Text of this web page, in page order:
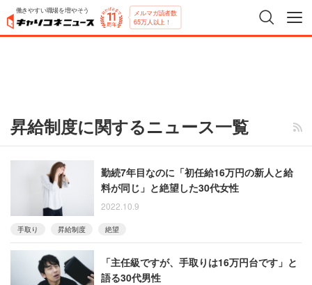
働きやすい職場を増やそう メルマガ読者数
65万人以上！
昇給制度に関するニュース一覧
勤続7年目なのに「初任給16万円の新人と給
料が同じ」と絶望した30代女性
2022.10.9
手取り 昇給制度 絶望
「主任級ですが、手取りは16万円台です」と
語る30代男性